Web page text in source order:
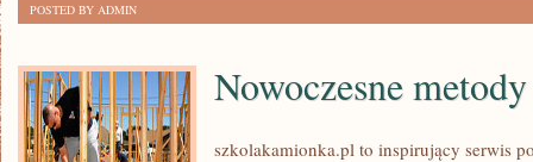
POSTED BY ADMIN
Nowoczesne
szkolakamionka.pl to inspirujący serwis